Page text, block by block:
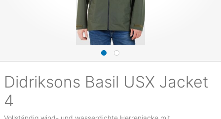
Didriksons Basil USX Jacket
4